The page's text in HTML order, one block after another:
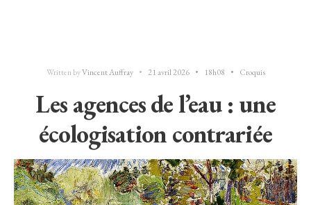
Written byVincent Auffray • 21 avril 2026 • 18h08 • Croquis
Les agences de l’eau : une
écologisation contrariée